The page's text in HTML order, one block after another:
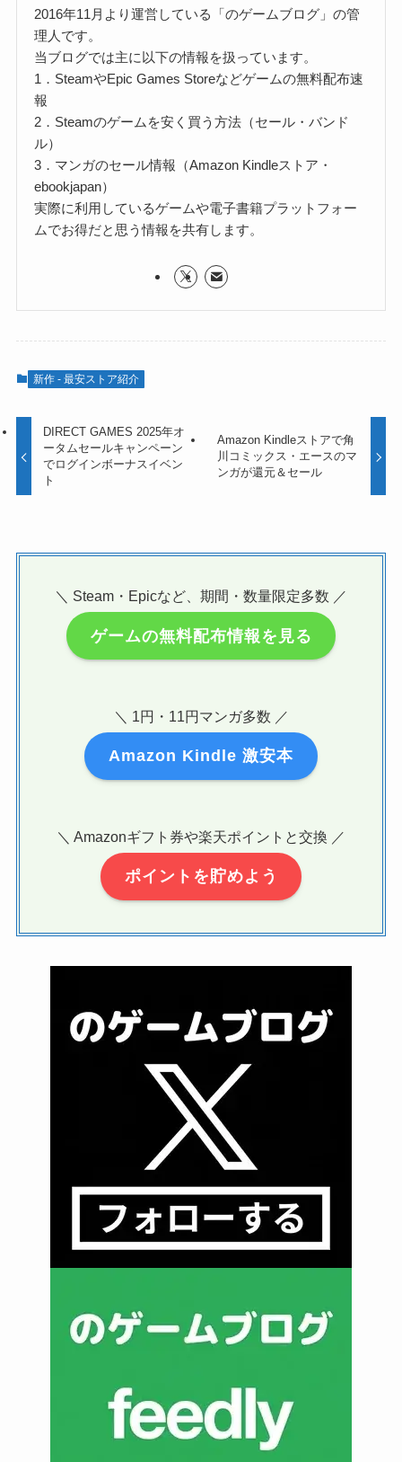
2016年11月より運営している「のゲームブログ」の管
理人です。
当ブログでは主に以下の情報を扱っています。
1．SteamやEpic Games Storeなどゲームの無料配布速
報
2．Steamのゲームを安く買う方法（セール・バンド
ル）
3．マンガのセール情報（Amazon Kindleストア・
ebookjapan）
実際に利用しているゲームや電子書籍プラットフォー
ムでお得だと思う情報を共有します。
新作 - 最安ストア紹介
DIRECT GAMES 2025年オ
ータムセールキャンペーン
でログインボーナスイベン
ト
Amazon Kindleストアで角
川コミックス・エースのマ
ンガが還元＆セール
＼ Steam・Epicなど、期間・数量限定多数 ／
ゲームの無料配布情報を見る
＼ 1円・11円マンガ多数 ／
Amazon Kindle 激安本
＼ Amazonギフト券や楽天ポイントと交換 ／
ポイントを貯めよう